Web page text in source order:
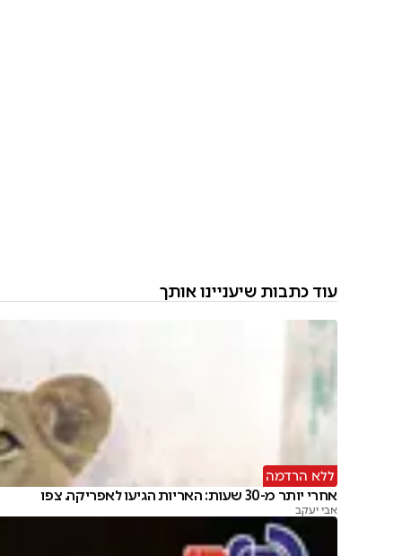
עוד כתבות שיעניינו אותך
ללא הרדמה
אחרי יותר מ-30 שעות: האריות הגיעו לאפריקה. צפו
אבי יעקב